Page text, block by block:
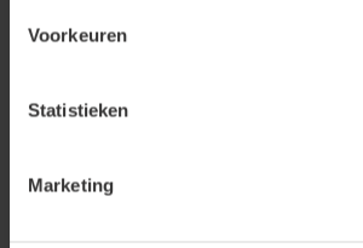
Voorkeuren
Statistieken
Marketing